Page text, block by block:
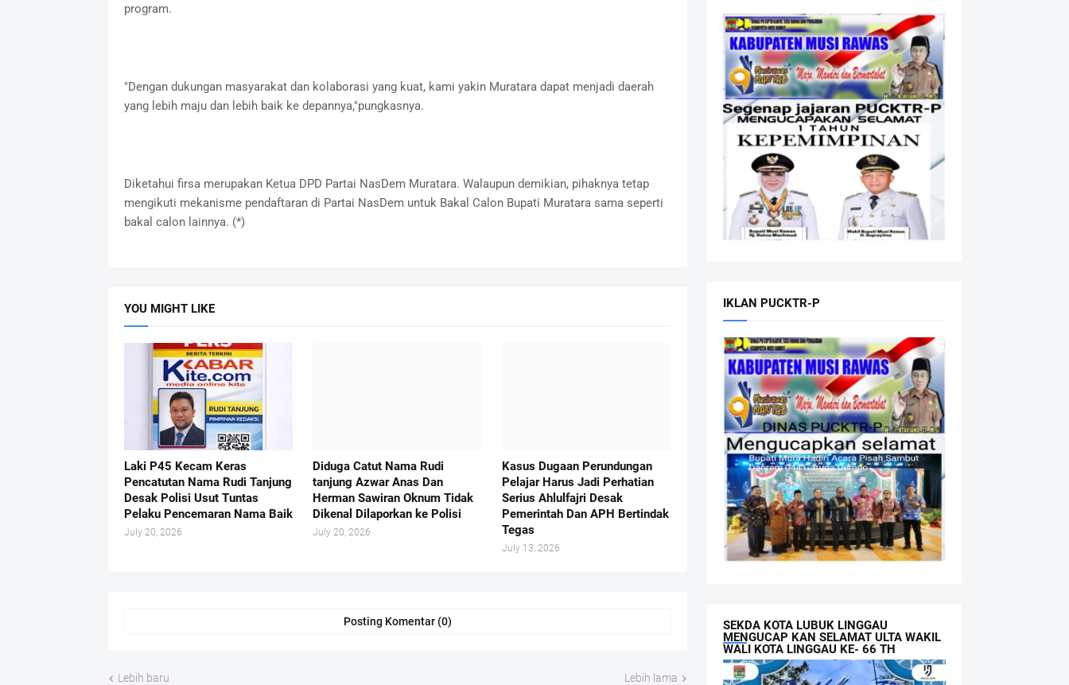
program.
"Dengan dukungan masyarakat dan kolaborasi yang kuat, kami yakin Muratara dapat menjadi daerah
yang lebih maju dan lebih baik ke depannya,"pungkasnya.
Diketahui firsa merupakan Ketua DPD Partai NasDem Muratara. Walaupun demikian, pihaknya tetap
mengikuti mekanisme pendaftaran di Partai NasDem untuk Bakal Calon Bupati Muratara sama seperti
bakal calon lainnya. (*)
YOU MIGHT LIKE
Laki P45 Kecam Keras
Pencatutan Nama Rudi Tanjung
Desak Polisi Usut Tuntas
Pelaku Pencemaran Nama Baik
July 20, 2026
Diduga Catut Nama Rudi
tanjung Azwar Anas Dan
Herman Sawiran Oknum Tidak
Dikenal Dilaporkan ke Polisi
July 20, 2026
Kasus Dugaan Perundungan
Pelajar Harus Jadi Perhatian
Serius Ahlulfajri Desak
Pemerintah Dan APH Bertindak
Tegas
July 13, 2026
Posting Komentar (0)
Lebih baru Lebih lama
IKLAN PUCKTR-P
SEKDA KOTA LUBUK LINGGAU
MENGUCAP KAN SELAMAT ULTA WAKIL
WALI KOTA LINGGAU KE- 66 TH